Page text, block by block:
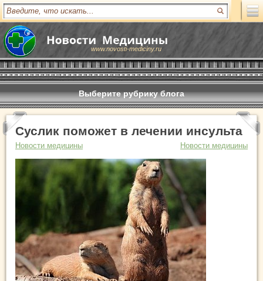
www.novosti-mediciny.ru
Выберите рубрику блога
Суслик поможет в лечении инсульта
Новости медицины Новости медицины